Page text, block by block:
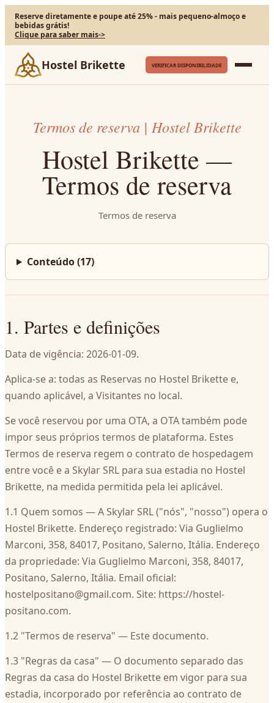
Reserve diretamente e poupe até 25% - mais pequeno-almoço e
bebidas grátis!
Clique para saber mais->
Hostel Brikette VERIFICAR DISPONIBILIDADE
Termos de reserva | Hostel Brikette
Hostel Brikette —
Termos de reserva
Termos de reserva
Conteúdo(17)
1. Partes e definições
Data de vigência: 2026-01-09.
Aplica-se a: todas as Reservas no Hostel Brikette e,
quando aplicável, a Visitantes no local.
Se você reservou por uma OTA, a OTA também pode
impor seus próprios termos de plataforma. Estes
Termos de reserva regem o contrato de hospedagem
entre você e a Skylar SRL para sua estadia no Hostel
Brikette, na medida permitida pela lei aplicável.
1.1 Quem somos — A Skylar SRL ("nós", "nosso") opera o
Hostel Brikette. Endereço registrado: Via Guglielmo
Marconi, 358, 84017, Positano, Salerno, Itália. Endereço
da propriedade: Via Guglielmo Marconi, 358, 84017,
Positano, Salerno, Itália. Email oficial:
hostelpositano@gmail.com. Site: https://hostel-
positano.com.
1.2 "Termos de reserva" — Este documento.
1.3 "Regras da casa" — O documento separado das
Regras da casa do Hostel Brikette em vigor para sua
estadia, incorporado por referência ao contrato de